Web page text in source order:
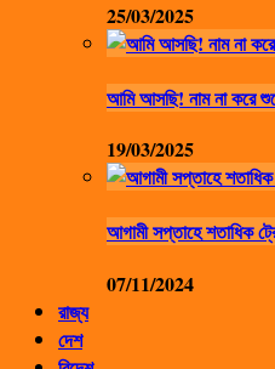
25/03/2025
আমি আসছি! নাম না করে
19/03/2025
আগামী সপ্তাহে শতাধিক
07/11/2024
রাজ্য
দেশ